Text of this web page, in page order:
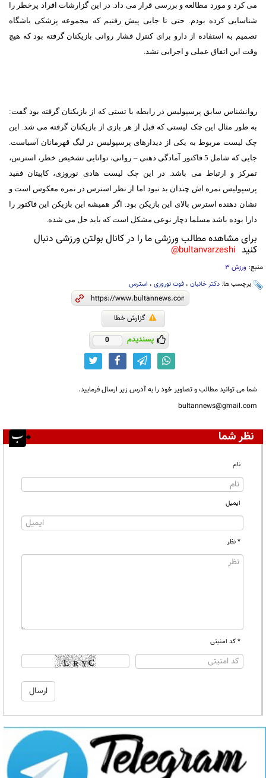
می کرد و مورد مطالعه و بررسی قرار می داد. در این گزارشات افراد پرخطر را
شناسایی کرده بودم. حتی تا جایی پیش رفتیم که مجموعه پزشکی باشگاه
تصمیم به استفاده از دارو برای کنترل فشار روانی بازیکنان گرفته بود که هیچ
وقت این اتفاق عملی و اجرایی نشد.
روانشناس سابق پرسپولیس در رابطه با تستی که از بازیکنان گرفته بود گفت:
به طور مثال این چک لیستی که قبل از هر بازی از بازیکنان گرفته می شد. این
چک لیست مربوط به یکی از دیدارهای پرسپولیس در لیگ قهرمانان آسیاست.
جایی که شامل 5 فاکتور آمادگی ذهنی – روانی، توانایی تشخیص خطر، استرس،
تمرکز و ارتباط می باشد. در این چک لیست هادی نوروزی، کاپیتان فقید
پرسپولیس نمره اش چندان بد نبود اما از نظر استرس در نمره معکوس است و
نشان دهنده استرس بالای این بازیکن بود. اگر همیشه این بازیکن این فاکتور را
دارا بوده باشد مسلما دچار نوعی مشکل است که باید حل می شده.
برای مشاهده مطالب ورزشی ما را در کانال بولتن ورزشی دنبال
کنید bultanvarzeshi@
منبع: ورزش 3
برچسب ها: دکتر خانبان ، فوت نوروزی ، استرس
گزارش خطا
پسندیدم 0
شما می توانید مطالب و تصاویر خود را به آدرس زیر ارسال فرمایید.
bultannews@gmail.com
نظر شما
نام
ایمیل
* نظر
* کد امنیتی